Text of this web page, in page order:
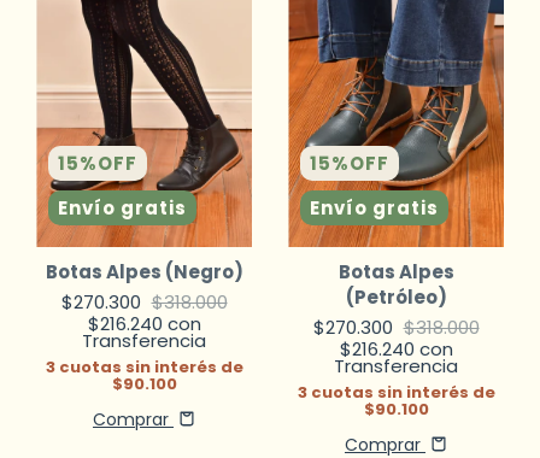
15%OFF
Envío gratis
Botas Alpes (Negro)
$270.300 $318.000
$216.240 con
Transferencia
3 cuotas sin interés de
$90.100
Comprar
15%OFF
Envío gratis
Botas Alpes
(Petróleo)
$270.300 $318.000
$216.240 con
Transferencia
3 cuotas sin interés de
$90.100
Comprar